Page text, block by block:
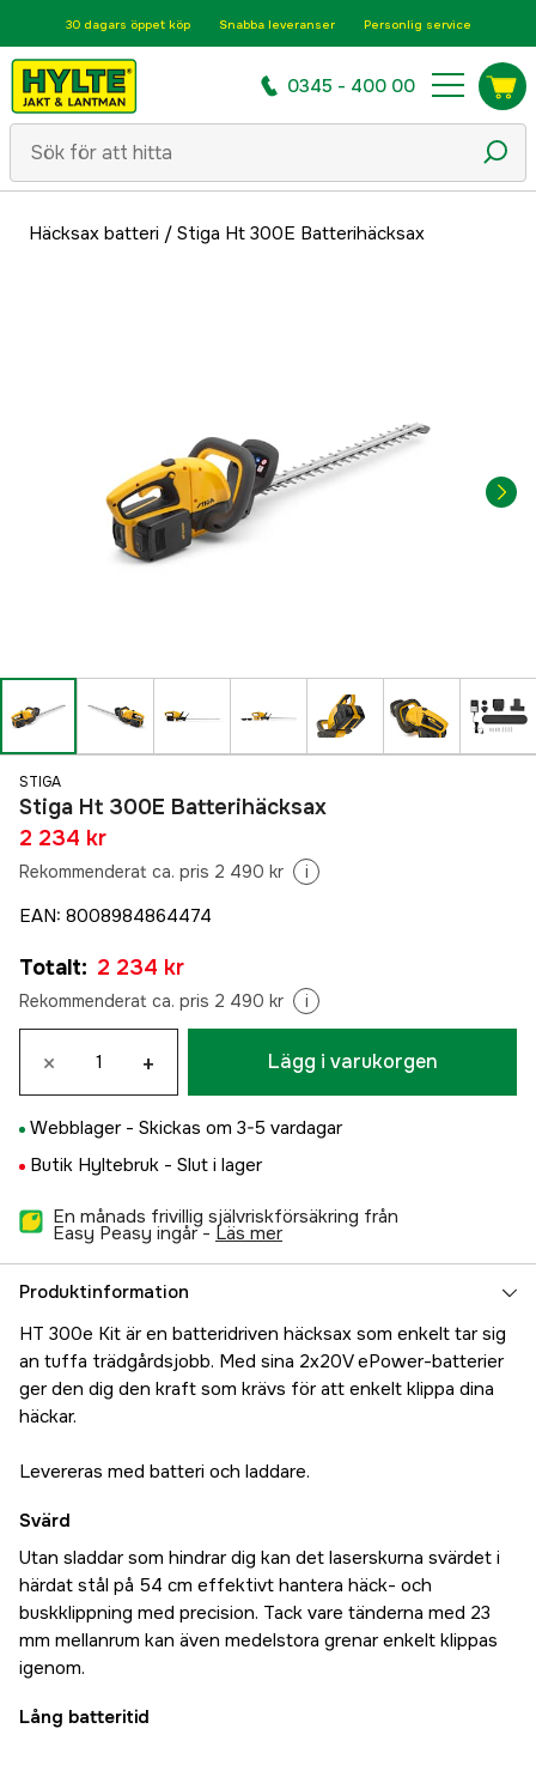
30 dagars öppet köp Snabba leveranser Personlig service
0345 - 400 00
Häcksax batteri / Stiga Ht 300E Batterihäcksax
STIGA
Stiga Ht 300E Batterihäcksax
2 234 kr
Rekommenderat ca. pris 2 490 kr i
EAN: 8008984864474
Totalt: 2 234 kr
Rekommenderat ca. pris 2 490 kr i
× + Lägg i varukorgen
Webblager - Skickas om 3-5 vardagar
Butik Hyltebruk - Slut i lager
En månads frivillig självriskförsäkring från
Easy Peasy ingår - läs mer
Produktinformation
HT 300e Kit är en batteridriven häcksax som enkelt tar sig
an tuffa trädgårdsjobb. Med sina 2x20V ePower-batterier
ger den dig den kraft som krävs för att enkelt klippa dina
häckar.
Levereras med batteri och laddare.
Svärd
Utan sladdar som hindrar dig kan det laserskurna svärdet i
härdat stål på 54 cm effektivt hantera häck- och
buskklippning med precision. Tack vare tänderna med 23
mm mellanrum kan även medelstora grenar enkelt klippas
igenom.
Lång batteritid